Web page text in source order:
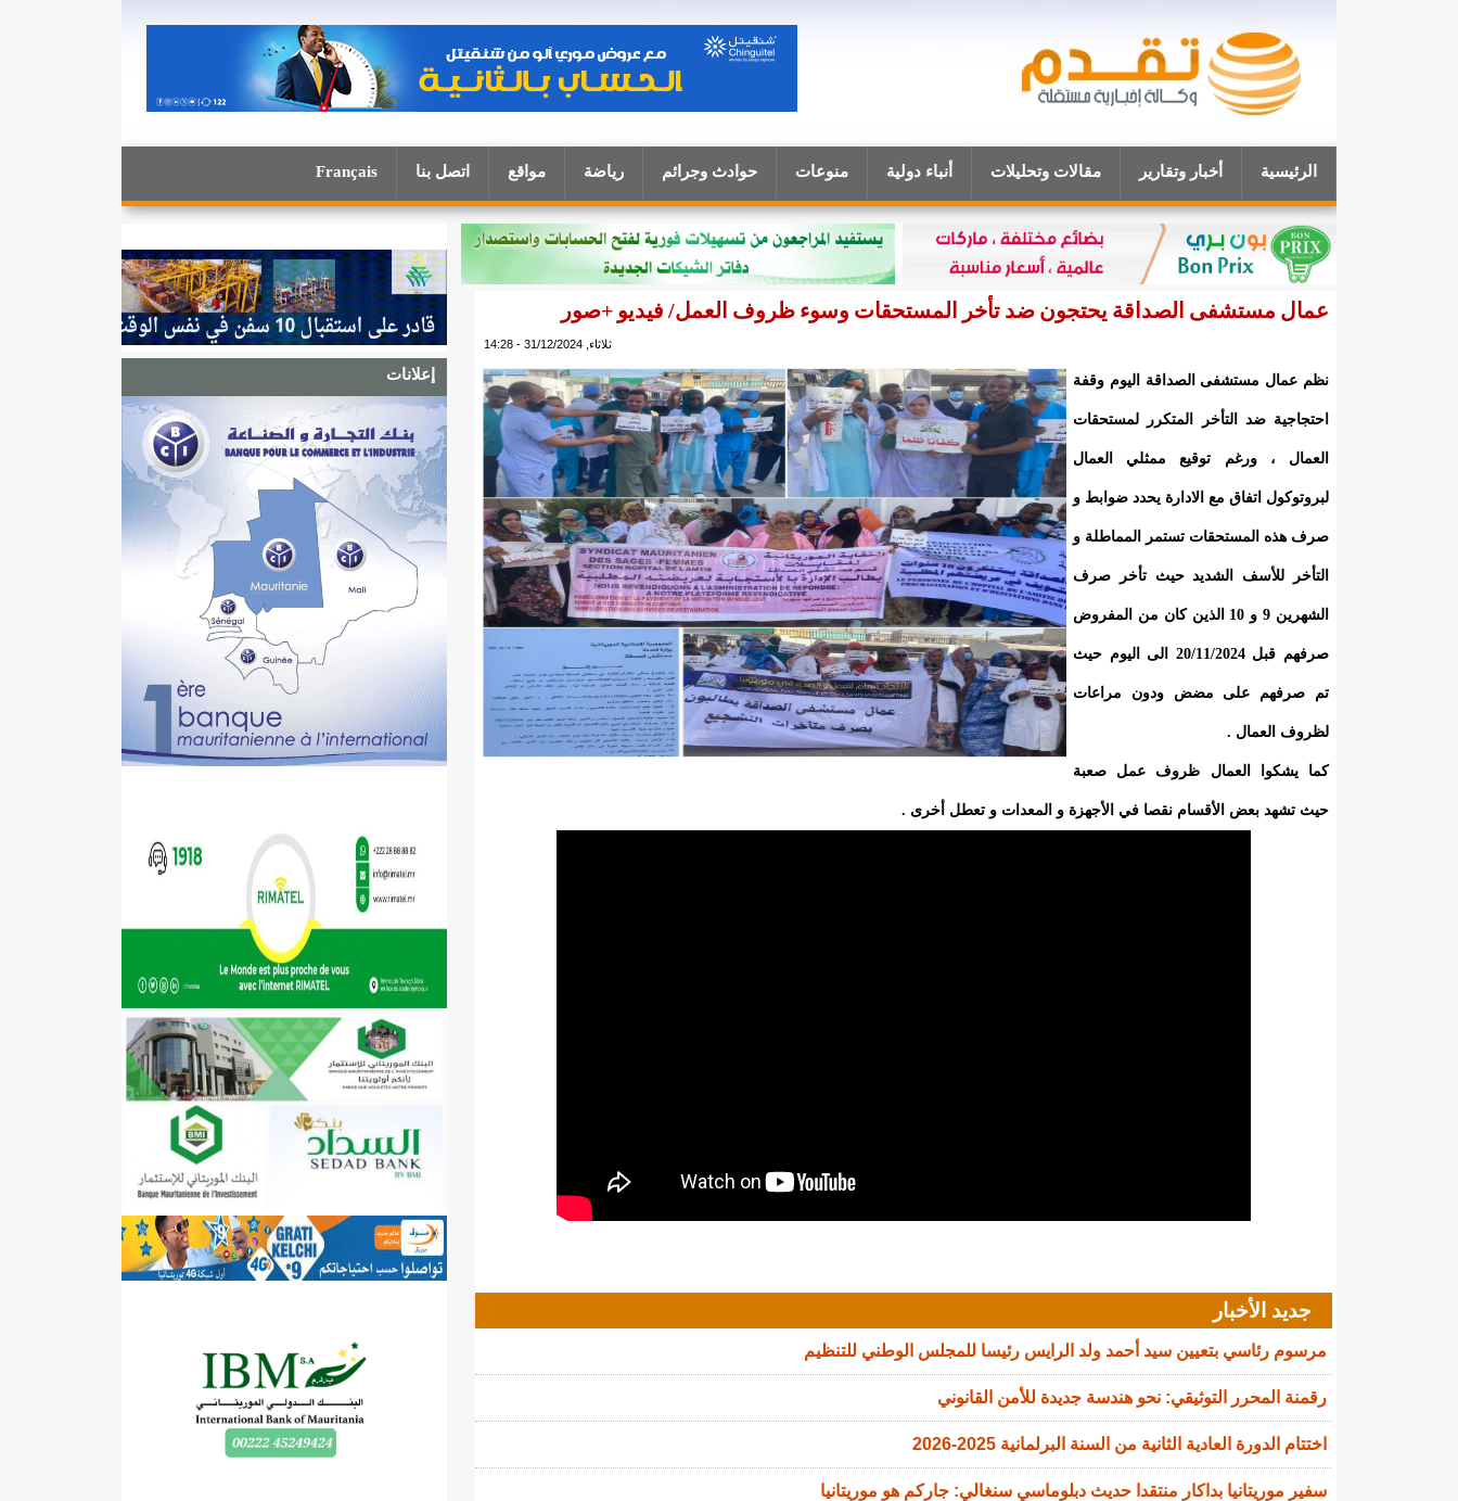
الرئيسية أخبار وتقارير مقالات وتحليلات أنباء دولية منوعات حوادث وجرائم رياضة مواقع اتصل بنا Français
إعلانات
عمال مستشفى الصداقة يحتجون ضد تأخر المستحقات وسوء ظروف العمل/ فيديو +صور
ثلاثاء, 31/12/2024 - 14:28
نظم عمال مستشفى الصداقة اليوم وقفة
احتجاجية ضد التأخر المتكرر لمستحقات
العمال ، ورغم توقيع ممثلي العمال
لبروتوكول اتفاق مع الادارة يحدد ضوابط و
صرف هذه المستحقات تستمر المماطلة و
التأخر للأسف الشديد حيث تأخر صرف
الشهرين 9 و 10 الذين كان من المفروض
صرفهم قبل 20/11/2024 الى اليوم حيث
تم صرفهم على مضض ودون مراعات
لظروف العمال .
كما يشكوا العمال ظروف عمل صعبة
حيث تشهد بعض الأقسام نقصا في الأجهزة و المعدات و تعطل أخرى .
جديد الأخبار
مرسوم رئاسي بتعيين سيد أحمد ولد الرايس رئيسا للمجلس الوطني للتنظيم
رقمنة المحرر التوثيقي: نحو هندسة جديدة للأمن القانوني
اختتام الدورة العادية الثانية من السنة البرلمانية 2025-2026
سفير موريتانيا بداكار منتقدا حديث دبلوماسي سنغالي: جاركم هو موريتانيا